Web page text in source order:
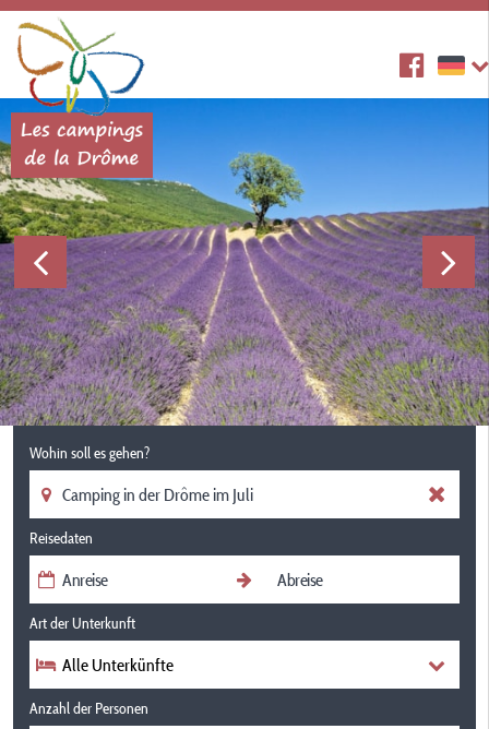
Wohin soll es gehen?
Reisedaten
Art der Unterkunft
Alle Unterkünfte
Anzahl der Personen